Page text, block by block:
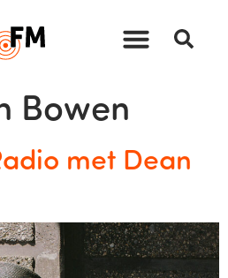
Bowen
met Dean